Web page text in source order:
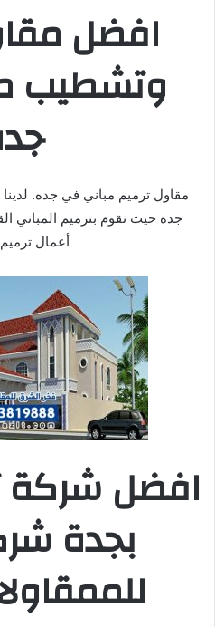
افضل
وتشطيب
مقاول ترميم مباني في جده.
جده حيث نقوم بترميم المباني
أعمال
افضل شركة
بجدة